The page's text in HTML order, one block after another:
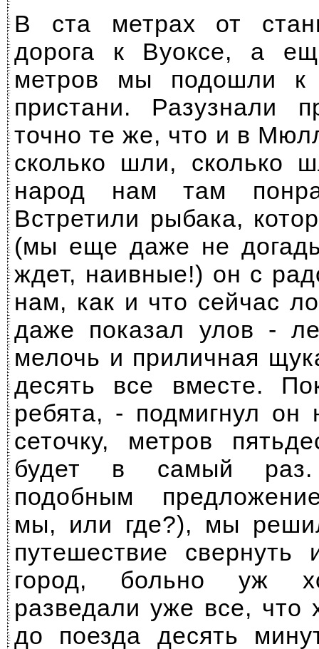
В ста метрах от
дорога к Вуоксе, а
метров мы подошли к
пристани. Разузнали
точно те же, что и в
сколько шли, сколько
народ нам там
Встретили рыбака,
(мы еще даже не
ждет, наивные!) он с
нам, как и что сейчас
даже показал улов -
мелочь и приличная
десять все вместе.
ребята, - подмигнул он
сеточку, метров
будет в самый раз.
подобным
мы, или где?), мы
путешествие свернуть
город, больно уж
разведали уже все, что
до поезда десять